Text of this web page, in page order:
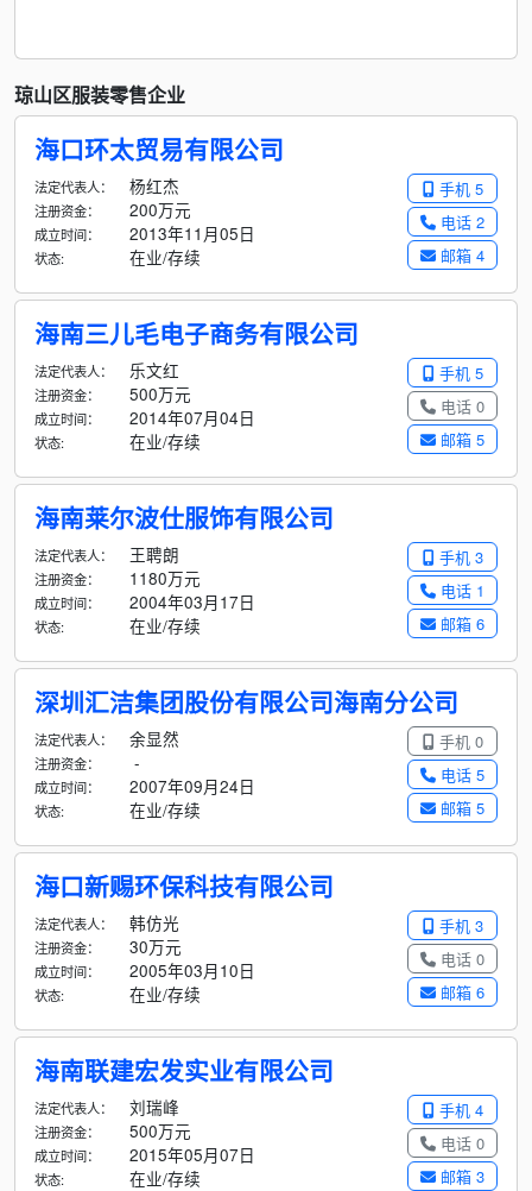
琼山区服装零售企业
海口环太贸易有限公司
手机 5
电话 2
邮箱 4
法定代表人： 杨红杰
注册资金： 200万元
成立时间： 2013年11月05日
状态: 在业/存续
海南三儿毛电子商务有限公司
手机 5
电话 0
邮箱 5
法定代表人： 乐文红
注册资金： 500万元
成立时间： 2014年07月04日
状态: 在业/存续
海南莱尔波仕服饰有限公司
手机 3
电话 1
邮箱 6
法定代表人： 王聘朗
注册资金： 1180万元
成立时间： 2004年03月17日
状态: 在业/存续
深圳汇洁集团股份有限公司海南分公司
手机 0
电话 5
邮箱 5
法定代表人： 余显然
注册资金： -
成立时间： 2007年09月24日
状态: 在业/存续
海口新赐环保科技有限公司
手机 3
电话 0
邮箱 6
法定代表人： 韩仿光
注册资金： 30万元
成立时间： 2005年03月10日
状态: 在业/存续
海南联建宏发实业有限公司
手机 4
电话 0
邮箱 3
法定代表人： 刘瑞峰
注册资金： 500万元
成立时间： 2015年05月07日
状态: 在业/存续